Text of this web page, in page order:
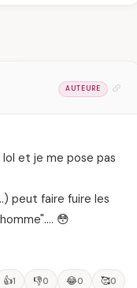
AUTEURE
et je me pose pas
peut faire fuire les
😳
👍1 👎0 😂0 🥰0